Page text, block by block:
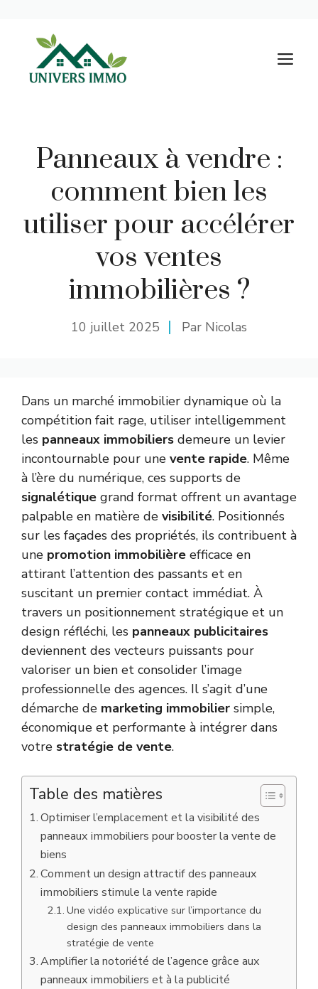
contenu
Panneaux à vendre :
comment bien les
utiliser pour accélérer
vos ventes
immobilières ?
10 juillet 2025 Par Nicolas
Dans un marché immobilier dynamique où la
compétition fait rage, utiliser intelligemment
les panneaux immobiliers demeure un levier
incontournable pour une vente rapide. Même
à l’ère du numérique, ces supports de
signalétique grand format offrent un avantage
palpable en matière de visibilité. Positionnés
sur les façades des propriétés, ils contribuent à
une promotion immobilière efficace en
attirant l’attention des passants et en
suscitant un premier contact immédiat. À
travers un positionnement stratégique et un
design réfléchi, les panneaux publicitaires
deviennent des vecteurs puissants pour
valoriser un bien et consolider l’image
professionnelle des agences. Il s’agit d’une
démarche de marketing immobilier simple,
économique et performante à intégrer dans
votre stratégie de vente.
Table des matières
Optimiser l’emplacement et la visibilité des
panneaux immobiliers pour booster la vente de
biens
Comment un design attractif des panneaux
immobiliers stimule la vente rapide
Une vidéo explicative sur l’importance du
design des panneaux immobiliers dans la
stratégie de vente
Amplifier la notoriété de l’agence grâce aux
panneaux immobiliers et à la publicité